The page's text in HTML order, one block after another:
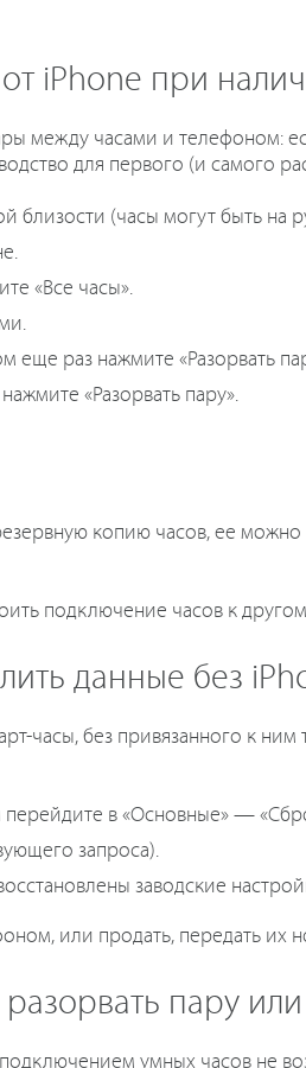
iPhone при
между часами и телефоном:
для первого (и самого
близости (часы могут быть на
«Все часы».
еще раз нажмите «Разорвать
«Разорвать пару».
копию часов, ее
подключение часов к
данные без
часы, без привязанного к
в «Основные» —
запроса).
заводские
или продать, передать их
разорвать пару
умных часов не